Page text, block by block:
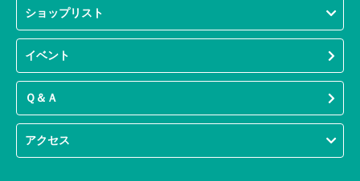
ショップリスト
イベント
Ｑ＆Ａ
アクセス